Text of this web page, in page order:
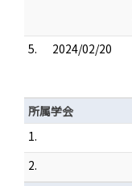
5.
2024/02/20
所属学会
1.
2.